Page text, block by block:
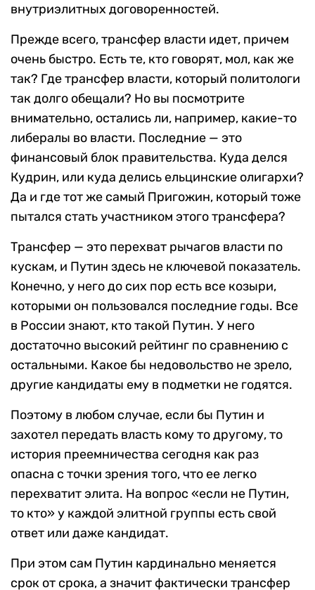
внутриэлитных договоренностей.
Прежде всего, трансфер власти идет, причем
очень быстро. Есть те, кто говорят, мол, как же
так? Где трансфер власти, который политологи
так долго обещали? Но вы посмотрите
внимательно, остались ли, например, какие-то
либералы во власти. Последние — это
финансовый блок правительства. Куда делся
Кудрин, или куда делись ельцинские олигархи?
Да и где тот же самый Пригожин, который тоже
пытался стать участником этого трансфера?
Трансфер — это перехват рычагов власти по
кускам, и Путин здесь не ключевой показатель.
Конечно, у него до сих пор есть все козыри,
которыми он пользовался последние годы. Все
в России знают, кто такой Путин. У него
достаточно высокий рейтинг по сравнению с
остальными. Какое бы недовольство не зрело,
другие кандидаты ему в подметки не годятся.
Поэтому в любом случае, если бы Путин и
захотел передать власть кому то другому, то
история преемничества сегодня как раз
опасна с точки зрения того, что ее легко
перехватит элита. На вопрос «если не Путин,
то кто» у каждой элитной группы есть свой
ответ или даже кандидат.
При этом сам Путин кардинально меняется
срок от срока, а значит фактически трансфер